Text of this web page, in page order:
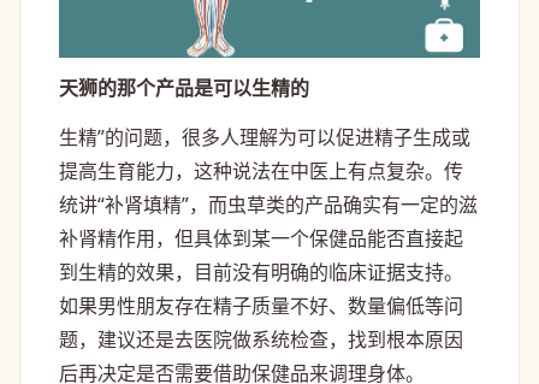
天狮的那个产品是可以生精的
生精”的问题，很多人理解为可以促进精子生成或
提高生育能力，这种说法在中医上有点复杂。传
统讲“补肾填精”，而虫草类的产品确实有一定的滋
补肾精作用，但具体到某一个保健品能否直接起
到生精的效果，目前没有明确的临床证据支持。
如果男性朋友存在精子质量不好、数量偏低等问
题，建议还是去医院做系统检查，找到根本原因
后再决定是否需要借助保健品来调理身体。